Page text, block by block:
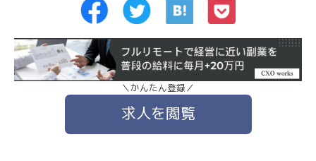
＼かんたん登録／
求人を閲覧